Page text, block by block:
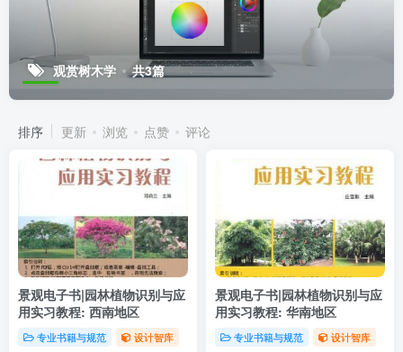
观赏树木学 共3篇
排序 更新 浏览 点赞 评论
景观电子书|园林植物识别与应
用实习教程: 西南地区
专业书籍与规范 设计智库
景观电子书|园林植物识别与应
用实习教程: 华南地区
专业书籍与规范 设计智库